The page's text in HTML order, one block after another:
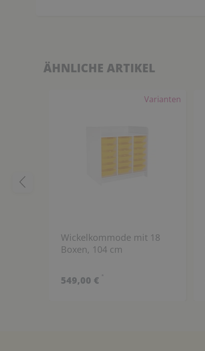
ÄHNLICHE ARTIKEL
Varianten
Wickelkommode mit 18
Boxen, 104 cm
549,00 € *